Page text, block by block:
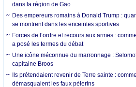
dans la région de Gao
Des empereurs romains à Donald Trump :
se montrent dans les enceintes sportives
Forces de l’ordre et recours aux armes :
a posé les termes du débat
Une icône méconnue du marronnage :
capitaine Broos
Ils prétendaient revenir de Terre sainte :
démasquaient les faux pèlerins